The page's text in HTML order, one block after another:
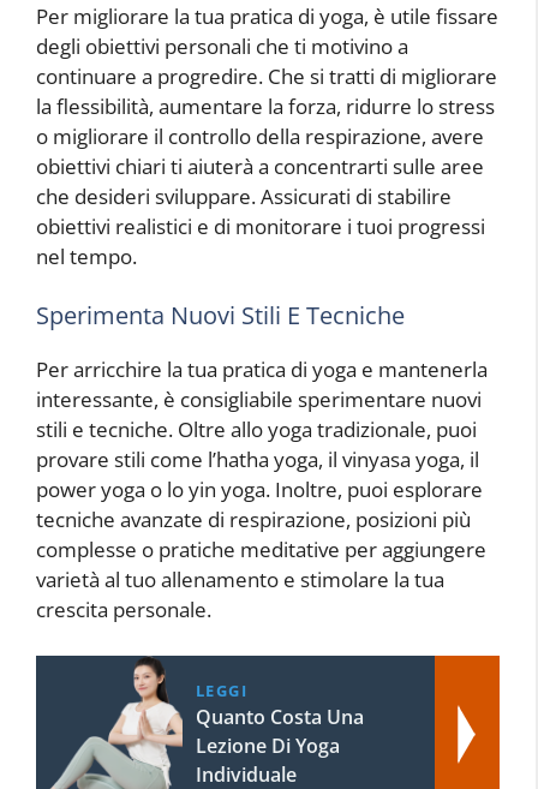
Per migliorare la tua pratica di yoga, è utile fissare
degli obiettivi personali che ti motivino a
continuare a progredire. Che si tratti di migliorare
la flessibilità, aumentare la forza, ridurre lo stress
o migliorare il controllo della respirazione, avere
obiettivi chiari ti aiuterà a concentrarti sulle aree
che desideri sviluppare. Assicurati di stabilire
obiettivi realistici e di monitorare i tuoi progressi
nel tempo.
Sperimenta Nuovi Stili E Tecniche
Per arricchire la tua pratica di yoga e mantenerla
interessante, è consigliabile sperimentare nuovi
stili e tecniche. Oltre allo yoga tradizionale, puoi
provare stili come l’hatha yoga, il vinyasa yoga, il
power yoga o lo yin yoga. Inoltre, puoi esplorare
tecniche avanzate di respirazione, posizioni più
complesse o pratiche meditative per aggiungere
varietà al tuo allenamento e stimolare la tua
crescita personale.
LEGGI
Quanto Costa Una
Lezione Di Yoga
Individuale